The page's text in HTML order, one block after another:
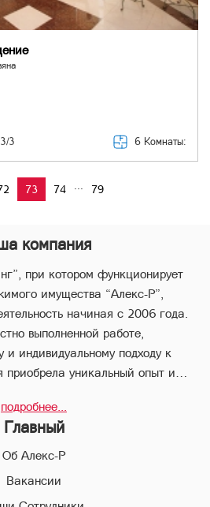
3/3 6 Комнаты:
73 74 ... 79
компания
при котором функционирует
имущества “Алекс-Р”,
начиная с 2006 года.
выполненной работе,
и индивидуальному подходу к
приобрела уникальный опыт и
предоставляется целый пакет
с наименьшими потерями во
любые виды сделок в сфере
подробнее...
Главный
Об Алекс-Р
Вакансии